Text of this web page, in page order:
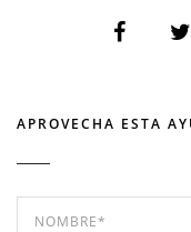
APROVECHA ESTA